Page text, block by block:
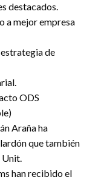
destacados.
a mejor empresa
de
ODS
Araña ha
que también
Unit.
han recibido el